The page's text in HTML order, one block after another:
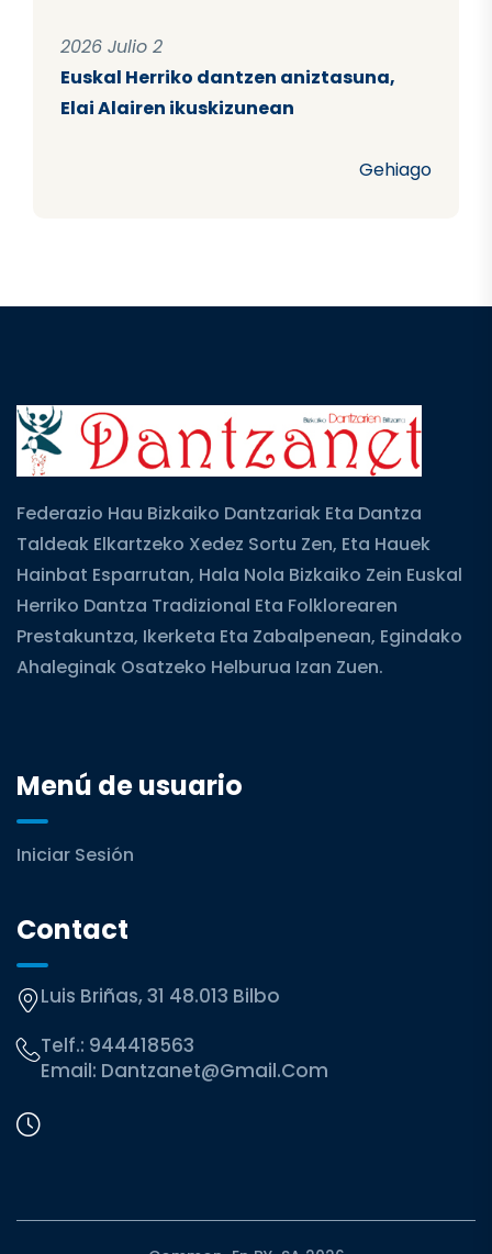
2026 Julio 2
Euskal Herriko dantzen aniztasuna,
Elai Alairen ikuskizunean
Gehiago
Federazio Hau Bizkaiko Dantzariak Eta Dantza
Taldeak Elkartzeko Xedez Sortu Zen, Eta Hauek
Hainbat Esparrutan, Hala Nola Bizkaiko Zein Euskal
Herriko Dantza Tradizional Eta Folklorearen
Prestakuntza, Ikerketa Eta Zabalpenean, Egindako
Ahaleginak Osatzeko Helburua Izan Zuen.
Menú de usuario
Iniciar Sesión
Contact
Luis Briñas, 31 48.013 Bilbo
Telf.: 944418563
Email: Dantzanet@gmail.com